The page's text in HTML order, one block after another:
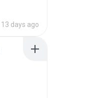
13 days ago